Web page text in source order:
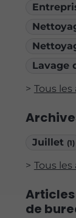
Lavage
Tous les
Juillet (1)
Tous les
de